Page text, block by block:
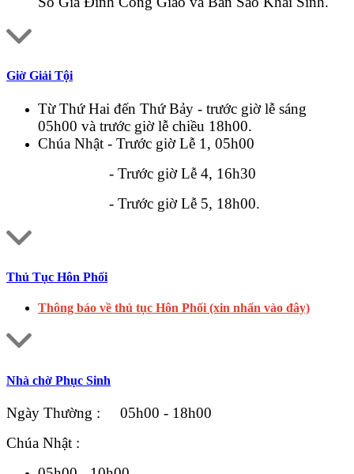
Giờ Giải Tội
Từ Thứ Hai đến Thứ Bảy - trước giờ lễ sáng
05h00 và trước giờ lễ chiều 18h00.
Chúa Nhật - Trước giờ Lễ 1, 05h00
- Trước giờ Lễ 4, 16h30
- Trước giờ Lễ 5, 18h00.
Thủ Tục Hôn Phối
Thông báo về thủ tục Hôn Phối (xin nhấn vào đây)
Nhà chờ Phục Sinh
Ngày Thường : 05h00 - 18h00
Chúa Nhật :